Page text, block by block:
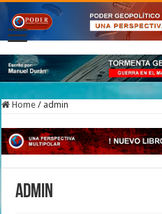
Home / admin
admin